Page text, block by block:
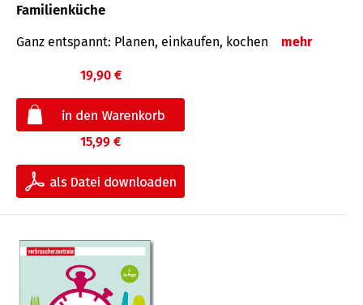
Familienküche
Ganz entspannt: Planen, einkaufen, kochen mehr
19,90 €
15,99 €